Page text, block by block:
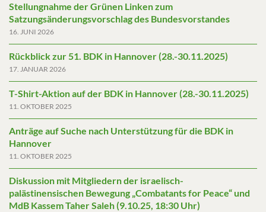
Stellungnahme der Grünen Linken zum
Satzungsänderungsvorschlag des Bundesvorstandes
16. JUNI 2026
Rückblick zur 51. BDK in Hannover (28.-30.11.2025)
17. JANUAR 2026
T-Shirt-Aktion auf der BDK in Hannover (28.-30.11.2025)
11. OKTOBER 2025
Anträge auf Suche nach Unterstützung für die BDK in
Hannover
11. OKTOBER 2025
Diskussion mit Mitgliedern der israelisch-
palästinensischen Bewegung „Combatants for Peace“ und
MdB Kassem Taher Saleh (9.10.25, 18:30 Uhr)